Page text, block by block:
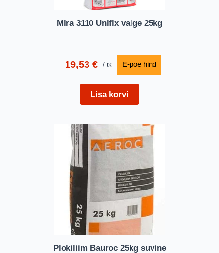
Mira 3110 Unifix valge 25kg
19,53 € tk
Lisa korvi
Plokiliim Bauroc 25kg suvine